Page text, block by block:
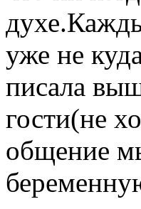
уже не
писала
гости(не
общение